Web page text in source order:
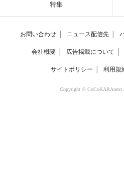
特集
お問い合わせ ニュース配信先
会社概要 広告掲載について
サイトポリシー 利用規
Copyright © CoCoKARAnext